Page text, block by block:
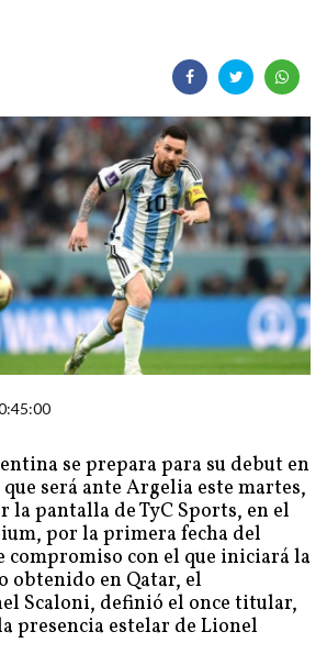
se prepara para su debut en
será ante Argelia este martes,
la pantalla de TyC Sports, en el
por la primera fecha del
compromiso con el que iniciará la
obtenido en Qatar, el
Scaloni, definió el once titular,
presencia estelar de Lionel